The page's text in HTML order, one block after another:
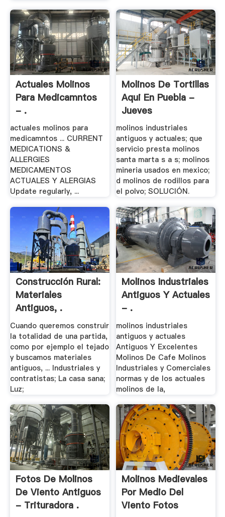
Actuales Molinos
Para Medicamntos
- .
actuales molinos para
medicamntos ... CURRENT
MEDICATIONS &
ALLERGIES
MEDICAMENTOS
ACTUALES Y ALERGIAS
Update regularly, ...
Molinos De Tortillas
Aqui En Puebla -
Jueves
molinos industriales
antiguos y actuales; que
servicio presta molinos
santa marta s a s; molinos
mineria usados en mexico;
d molinos de rodillos para
el polvo; SOLUCIÓN.
Construcción Rural:
Materiales
Antiguos, .
Cuando queremos construir
la totalidad de una partida,
como por ejemplo el tejado
y buscamos materiales
antiguos, ... Industriales y
contratistas; La casa sana;
Luz;
Molinos Industriales
Antiguos Y Actuales
- .
molinos industriales
antiguos y actuales
Antiguos Y Excelentes
Molinos De Cafe Molinos
Industriales y Comerciales
normas y de los actuales
molinos de la,
Fotos De Molinos
De Viento Antiguos
- Trituradora .
Molinos Medievales
Por Medio Del
Viento Fotos